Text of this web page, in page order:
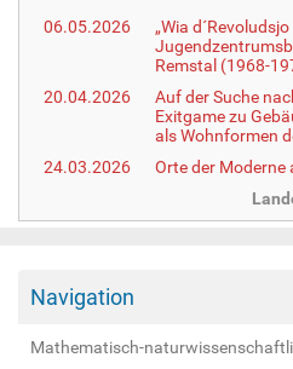
06.05.2026
„Wia
Remstal (1968-
20.04.2026
Auf der Suche
Exitgame zu
als Wohnformen
24.03.2026
Orte der Moderne
Navigation
Mathematisch-